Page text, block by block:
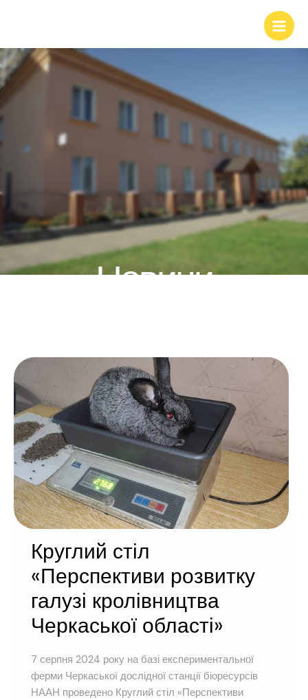
Новини
Круглий стіл
«Перспективи розвитку
галузі кролівництва
Черкаської області»
7 серпня 2024 року на базі експериментальної
ферми Черкаської дослідної станції біоресурсів
НААН проведено Круглий стіл «Перспективи